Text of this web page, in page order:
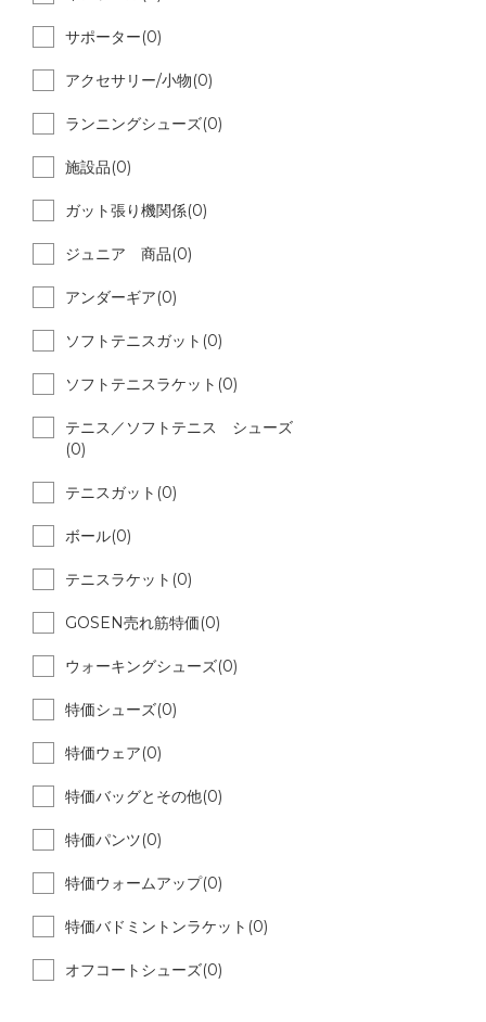
サポーター(0)
アクセサリー/小物(0)
ランニングシューズ(0)
施設品(0)
ガット張り機関係(0)
ジュニア 商品(0)
アンダーギア(0)
ソフトテニスガット(0)
ソフトテニスラケット(0)
テニス／ソフトテニス シューズ
(0)
テニスガット(0)
ボール(0)
テニスラケット(0)
GOSEN売れ筋特価(0)
ウォーキングシューズ(0)
特価シューズ(0)
特価ウェア(0)
特価バッグとその他(0)
特価パンツ(0)
特価ウォームアップ(0)
特価バドミントンラケット(0)
オフコートシューズ(0)